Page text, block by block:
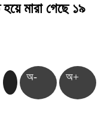
মারা গেছে ১৯
অ- অ+